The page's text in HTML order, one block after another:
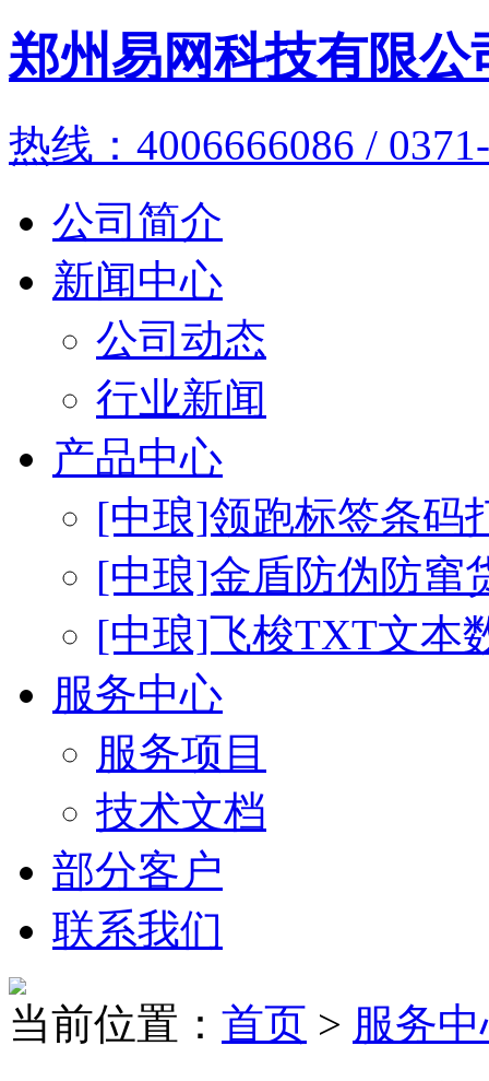
郑州易网科技有限公
热线：4006666086 /
公司简介
新闻中心
公司动态
行业新闻
产品中心
[中琅]领跑标签条码
[中琅]金盾防伪防窜
[中琅]飞梭TXT文本
服务中心
服务项目
技术文档
部分客户
联系我们
当前位置： 首页 > 服务